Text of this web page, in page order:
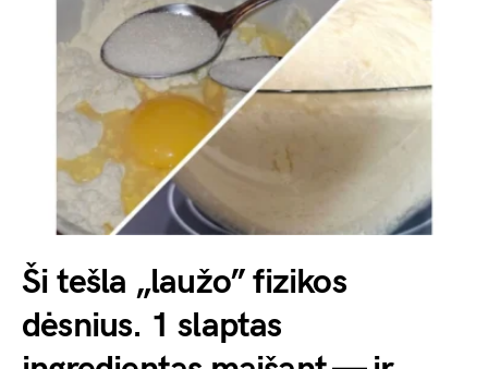
Ši tešla „laužo” fizikos
dėsnius. 1 slaptas